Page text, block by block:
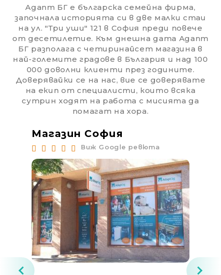
Адапт БГ е българска семейна фирма,
започнала историята си в две малки стаи
на ул. "Три уши" 121 в София преди повече
от десетилетие. Към днешна дата Адапт
БГ разполага с четиринайсет магазина в
най-големите градове в България и над 100
000 доволни клиенти през годините.
Доверявайки се на нас, вие се доверявате
на екип от специалисти, които всяка
сутрин ходят на работа с мисията да
помагат на хора.
Магазин София
Виж Google ревюта